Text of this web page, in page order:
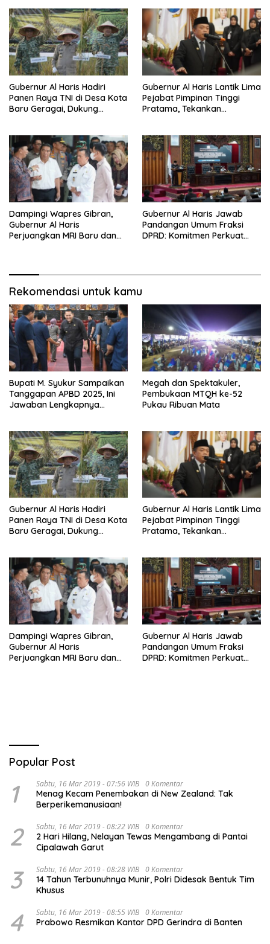
Gubernur Al Haris Hadiri
Panen Raya TNI di Desa Kota
Baru Geragai, Dukung
Gubernur Al Haris Lantik Lima
Pejabat Pimpinan Tinggi
Pratama, Tekankan
Integritas
Dampingi Wapres Gibran,
Gubernur Al Haris
Perjuangkan MRI Baru dan
Gubernur Al Haris Jawab
Pandangan Umum Fraksi
DPRD: Komitmen Perkuat
Rekomendasi untuk kamu
Bupati M. Syukur Sampaikan
Tanggapan APBD 2025, Ini
Jawaban Lengkapnya…
Megah dan Spektakuler,
Pembukaan MTQH ke-52
Pukau Ribuan Mata
Gubernur Al Haris Hadiri
Panen Raya TNI di Desa Kota
Baru Geragai, Dukung
Gubernur Al Haris Lantik Lima
Pejabat Pimpinan Tinggi
Pratama, Tekankan
Integritas
Dampingi Wapres Gibran,
Gubernur Al Haris
Perjuangkan MRI Baru dan
Gubernur Al Haris Jawab
Pandangan Umum Fraksi
DPRD: Komitmen Perkuat
Popular Post
1 Sabtu, 16 Mar 2019 - 07:56 WIB 0 Komentar
Menag Kecam Penembakan di New Zealand: Tak
Berperikemanusiaan!
2 Sabtu, 16 Mar 2019 - 08:22 WIB 0 Komentar
2 Hari Hilang, Nelayan Tewas Mengambang di Pantai
Cipalawah Garut
3 Sabtu, 16 Mar 2019 - 08:28 WIB 0 Komentar
14 Tahun Terbunuhnya Munir, Polri Didesak Bentuk Tim
Khusus
4 Sabtu, 16 Mar 2019 - 08:55 WIB 0 Komentar
Prabowo Resmikan Kantor DPD Gerindra di Banten